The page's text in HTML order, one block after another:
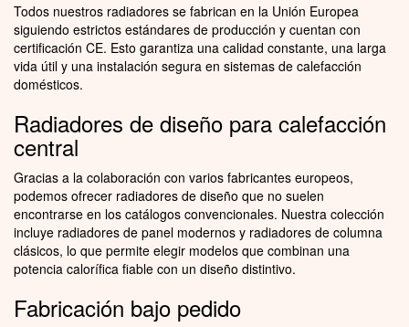
Todos nuestros radiadores se fabrican en la Unión Europea
siguiendo estrictos estándares de producción y cuentan con
certificación CE. Esto garantiza una calidad constante, una larga
vida útil y una instalación segura en sistemas de calefacción
domésticos.
Radiadores de diseño para calefacción
central
Gracias a la colaboración con varios fabricantes europeos,
podemos ofrecer radiadores de diseño que no suelen
encontrarse en los catálogos convencionales. Nuestra colección
incluye radiadores de panel modernos y radiadores de columna
clásicos, lo que permite elegir modelos que combinan una
potencia calorífica fiable con un diseño distintivo.
Fabricación bajo pedido